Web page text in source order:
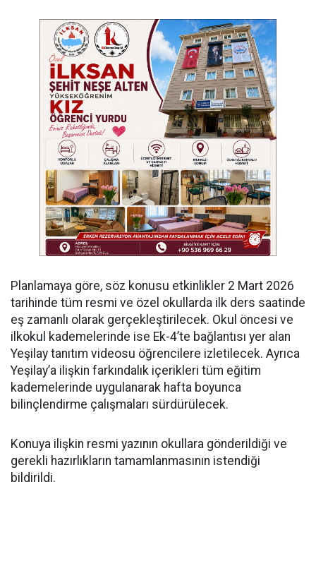
Planlamaya göre, söz konusu etkinlikler 2 Mart 2026
tarihinde tüm resmi ve özel okullarda ilk ders saatinde
eş zamanlı olarak gerçekleştirilecek. Okul öncesi ve
ilkokul kademelerinde ise Ek-4’te bağlantısı yer alan
Yeşilay tanıtım videosu öğrencilere izletilecek. Ayrıca
Yeşilay’a ilişkin farkındalık içerikleri tüm eğitim
kademelerinde uygulanarak hafta boyunca
bilinçlendirme çalışmaları sürdürülecek.
Konuya ilişkin resmi yazının okullara gönderildiği ve
gerekli hazırlıkların tamamlanmasının istendiği
bildirildi.